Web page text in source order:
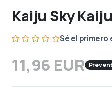
Kaiju Sky Kaiju
Sé el primero
11,96 EUR